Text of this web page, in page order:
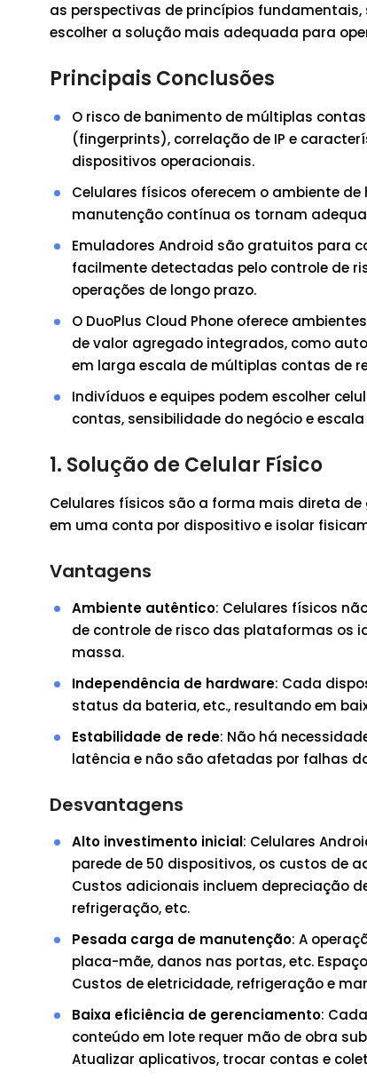
as perspectivas de princípios
escolher a solução mais adequada para
Principais Conclusões
O risco de banimento de múltiplas
(fingerprints), correlação de IP e
dispositivos operacionais.
Celulares físicos oferecem o ambiente
manutenção contínua os tornam
Emuladores Android são gratuitos para
facilmente detectadas pelo controle de
operações de longo prazo.
O DuoPlus Cloud Phone oferece
de valor agregado integrados, como
em larga escala de múltiplas contas de
Indivíduos e equipes podem escolher
contas, sensibilidade do negócio e
1. Solução de Celular Físico
Celulares físicos são a forma mais direta
em uma conta por dispositivo e isolar
Vantagens
Ambiente autêntico: Celulares físicos
de controle de risco das plataformas os
massa.
Independência de hardware: Cada
status da bateria, etc., resultando em
Estabilidade de rede: Não há
latência e não são afetadas por falhas
Desvantagens
Alto investimento inicial: Celulares
parede de 50 dispositivos, os custos de
Custos adicionais incluem depreciação
refrigeração, etc.
Pesada carga de manutenção: A
placa-mãe, danos nas portas, etc.
Custos de eletricidade, refrigeração e
Baixa eficiência de gerenciamento:
conteúdo em lote requer mão de obra
Atualizar aplicativos, trocar contas e